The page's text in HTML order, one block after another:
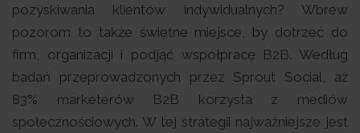
pozyskiwania klientów indywidualnych? Wbrew
pozorom to także świetne miejsce, by dotrzeć do
firm, organizacji i podjąć współpracę B2B. Według
badań przeprowadzonych przez Sprout Social, aż
83% marketerów B2B korzysta z mediów
społecznościowych. W tej strategii najważniejsze jest